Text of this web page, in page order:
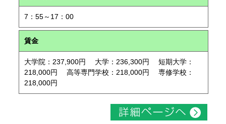
7：55～17：00
賃金
大学院：237,900円 大学：236,300円 短期大学：
218,000円 高等専門学校：218,000円 専修学校：
218,000円